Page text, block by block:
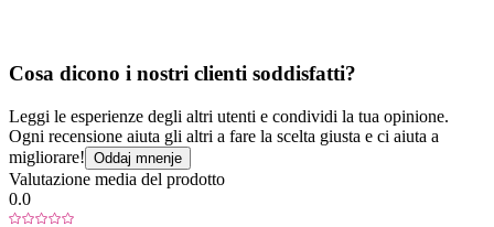
Cosa dicono i nostri clienti soddisfatti?
Leggi le esperienze degli altri utenti e condividi la tua opinione.
Ogni recensione aiuta gli altri a fare la scelta giusta e ci aiuta a
migliorare! Oddaj mnenje
Valutazione media del prodotto
0.0